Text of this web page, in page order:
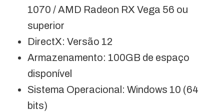
1070 / AMD Radeon RX Vega 56 ou
superior
DirectX: Versão 12
Armazenamento: 100GB de espaço
disponível
Sistema Operacional: Windows 10 (64
bits)